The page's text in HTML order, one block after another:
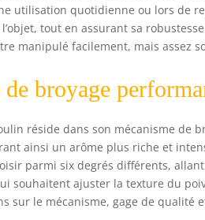
utilisation quotidienne ou lors de
tout en assurant sa
manipulé facilement, mais assez
broyage
réside dans son mécanisme de
ainsi un arôme plus riche et
parmi six degrés différents,
souhaitent ajuster la texture du
sur le mécanisme, gage de qualité